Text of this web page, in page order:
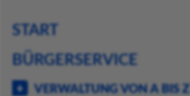
START
BÜRGERSERVICE
VERWALTUNG VON A BIS Z